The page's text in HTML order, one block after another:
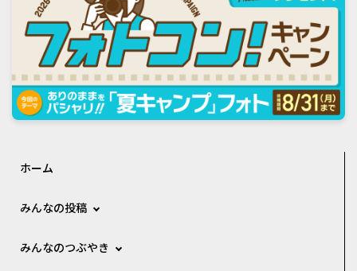
ホーム
みんなの投稿
みんなのつぶやき